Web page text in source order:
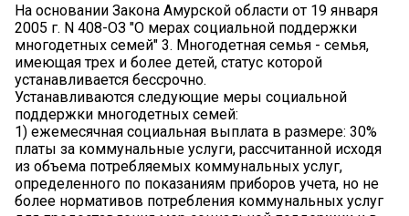
На основании Закона Амурской области от 19 января
2005 г. N 408-ОЗ "О мерах социальной поддержки
многодетных семей" 3. Многодетная семья - семья,
имеющая трех и более детей, статус которой
устанавливается бессрочно.
Устанавливаются следующие меры социальной
поддержки многодетных семей:
1) ежемесячная социальная выплата в размере: 30%
платы за коммунальные услуги, рассчитанной исходя
из объема потребляемых коммунальных услуг,
определенного по показаниям приборов учета, но не
более нормативов потребления коммунальных услуг